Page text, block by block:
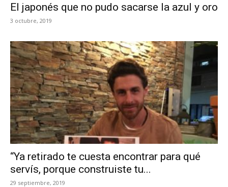
El japonés que no pudo sacarse la azul y oro
3 octubre, 2019
“Ya retirado te cuesta encontrar para qué
servís, porque construiste tu...
29 septiembre, 2019